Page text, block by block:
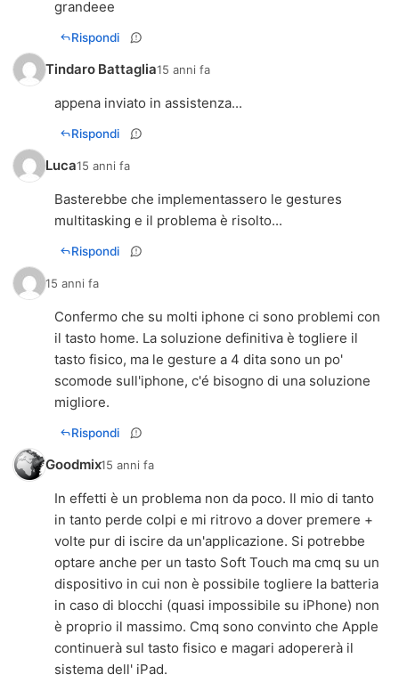
grandeee
Rispondi
Tindaro Battaglia15 anni fa
appena inviato in assistenza...
Rispondi
Luca15 anni fa
Basterebbe che implementassero le gestures
multitasking e il problema è risolto...
Rispondi
15 anni fa
Confermo che su molti iphone ci sono problemi con
il tasto home. La soluzione definitiva è togliere il
tasto fisico, ma le gesture a 4 dita sono un po'
scomode sull'iphone, c'é bisogno di una soluzione
migliore.
Rispondi
Goodmix15 anni fa
In effetti è un problema non da poco. Il mio di tanto
in tanto perde colpi e mi ritrovo a dover premere +
volte pur di iscire da un'applicazione. Si potrebbe
optare anche per un tasto Soft Touch ma cmq su un
dispositivo in cui non è possibile togliere la batteria
in caso di blocchi (quasi impossibile su iPhone) non
è proprio il massimo. Cmq sono convinto che Apple
continuerà sul tasto fisico e magari adopererà il
sistema dell' iPad.